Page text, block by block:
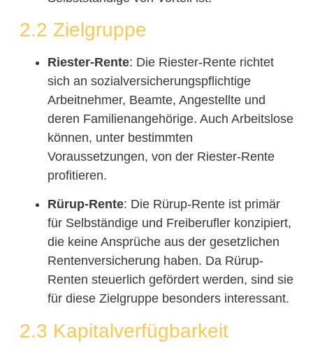
2.2 Zielgruppe
Riester-Rente: Die Riester-Rente richtet
sich an sozialversicherungspflichtige
Arbeitnehmer, Beamte, Angestellte und
deren Familienangehörige. Auch Arbeitslose
können, unter bestimmten
Voraussetzungen, von der Riester-Rente
profitieren.
Rürup-Rente: Die Rürup-Rente ist primär
für Selbständige und Freiberufler konzipiert,
die keine Ansprüche aus der gesetzlichen
Rentenversicherung haben. Da Rürup-
Renten steuerlich gefördert werden, sind sie
für diese Zielgruppe besonders interessant.
2.3 Kapitalverfügbarkeit